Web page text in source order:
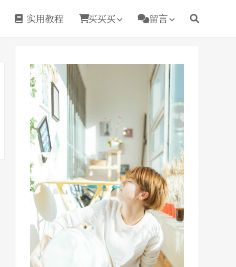
实用教程 买买买 留言